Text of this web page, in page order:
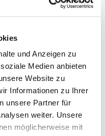
und Anzeigen zu
Medien anbieten
Website zu
Informationen zu Ihrer
unsere Partner für
weiter. Unsere
möglicherweise mit
leben können: So geht's
leben können: So geht's